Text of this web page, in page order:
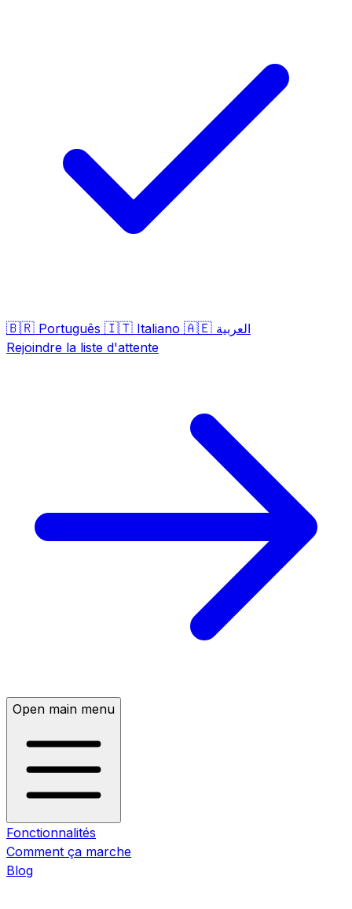
🇧🇷 Português 🇮🇹 Italiano 🇦🇪 العربية
Rejoindre la liste d'attente
Open main menu
Fonctionnalités
Comment ça marche
Blog